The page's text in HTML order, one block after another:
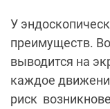
У
преимуществ.
выводится на
каждое
риск